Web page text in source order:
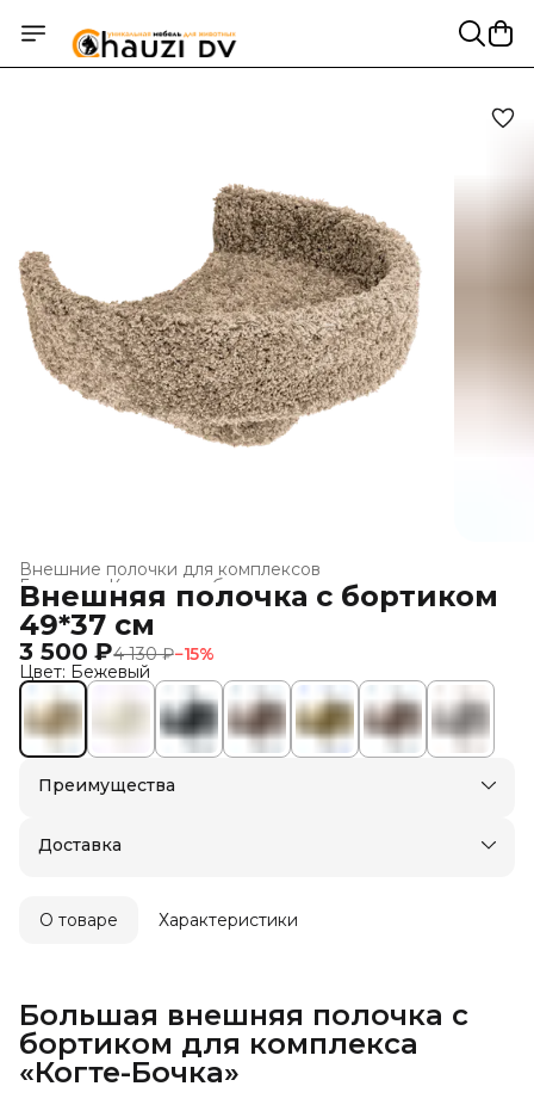
Внешние полочки для комплексов
Когтеточки-бочки для кошек ›
Главная ›
Внешняя полочка с бортиком
49*37 см
3 500 ₽4 130 ₽−15%
Цвет: Бежевый
Преимущества
Доставка в пункты выдачи или до двери
Доставка
О товаре Характеристики
Большая внешняя полочка с
бортиком для комплекса
«Когте-Бочка»